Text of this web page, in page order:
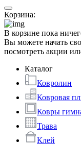
Корзина:
В корзине пока
Вы можете начать
посмотреть акции
Каталог
Ковролин
Ковровая
Ковры
Трава
Клей